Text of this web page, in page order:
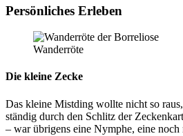
Persönliches Erleben
Wanderröte
Die kleine Zecke
Das kleine Mistding wollte nicht so
ständig durch den Schlitz der
– war übrigens eine Nymphe, eine